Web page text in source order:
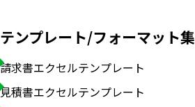
テンプレート/フォーマット集
請求書エクセルテンプレート
見積書エクセルテンプレート